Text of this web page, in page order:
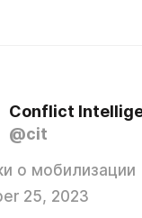
Conflict
@cit
о мобилизации
25, 2023